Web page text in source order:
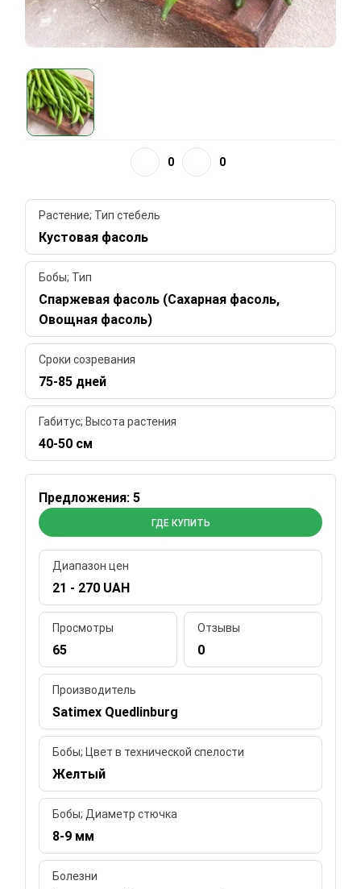
0 0
Растение; Тип стебель
Кустовая фасоль
Бобы; Тип
Спаржевая фасоль (Сахарная фасоль,
Овощная фасоль)
Сроки созревания
75-85 дней
Габитус; Высота растения
40-50 см
Предложения: 5
ГДЕ КУПИТЬ
Диапазон цен
21 - 270 UAH
Просмотры
65
Отзывы
0
Производитель
Satimex Quedlinburg
Бобы; Цвет в технической спелости
Желтый
Бобы; Диаметр стючка
8-9 мм
Болезни